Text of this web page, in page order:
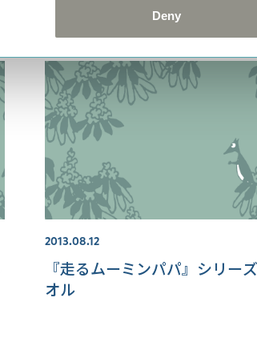
Deny
『おはよう』シリーズ タオル
2013.08.12
『走るムーミンパパ』シリー
オル